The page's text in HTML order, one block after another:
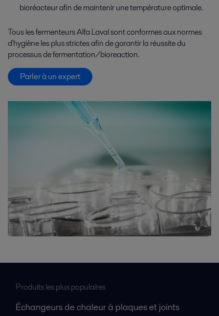
bioréacteur afin de maintenir une température optimale.
Tous les fermenteurs Alfa Laval sont conformes auxnormes
d'hygiène les plus strictesafin de garantirla réussite du
processus de fermentation/bioreaction.
Parler à un expert
Produits les plus populaires
Échangeurs de chaleur à plaques et joints